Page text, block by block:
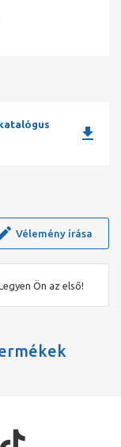
download
Vélemény írása
Ön az első!